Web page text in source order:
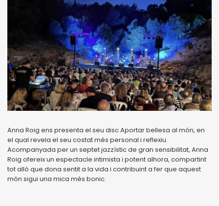
Anna Roig ens presenta el seu disc Aportar bellesa al món, en
el qual revela el seu costat més personal i reflexiu.
Acompanyada per un septet jazzístic de gran sensibilitat, Anna
Roig ofereix un espectacle intimista i potent alhora, compartint
tot allò que dona sentit a la vida i contribuint a fer que aquest
món sigui una mica més bonic.